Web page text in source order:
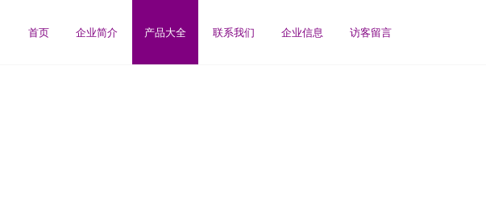
首页 企业简介 产品大全 联系我们 企业信息 访客留言